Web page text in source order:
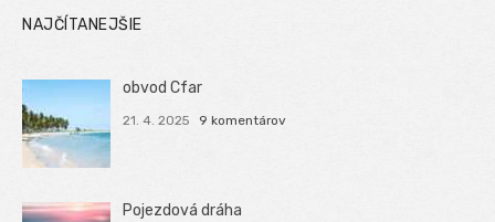
NAJČÍTANEJŠIE
obvod Cfar
21. 4. 2025 9 komentárov
Pojezdová dráha